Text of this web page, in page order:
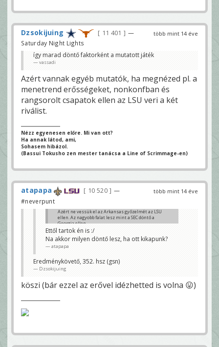
több mint 14 éve
Dzsokijuing 11 401
—
Saturday Night Lights
így marad döntő faktorként a mutatott játék
vassadi
Azért vannak egyéb mutatók, ha megnézed pl. a
menetrend erősségeket, nonkonfban és
rangsorolt csapatok ellen az LSU veri a két
riválist.
Nézz egyenesen előre. Mi van ott?
Ha annak látod, ami,
Sohasem hibázol.
(Bassui Tokusho zen mester tanácsa a Line of Scrimmage-en)
több mint 14 éve
atapapa 10 520
—
#neverpunt
Azért ne vessük el az Arkansas győzelmét az LSU
ellen. Az nagyobb falat lesz mint a SEC döntő a
Georgia ellen.
Alabama Niners
Ettől tartok én is :/
Na akkor milyen döntő lesz, ha ott kikapunk?
atapapa
Eredménykövető, 352. hsz (gsn)
Dzsokijuing
köszi (bár ezzel az erővel idézhetted is volna 😛)